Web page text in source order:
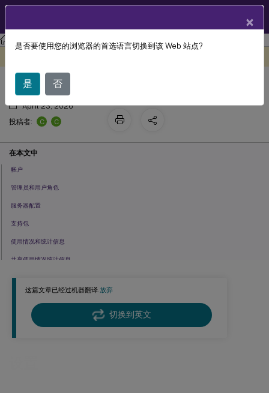
许可 许可 11.17.2 版本 40000
这篇文章已经过机器翻译.放弃
切换到英文
设置
April 23, 2026
投稿者:
C C
在本文中
帐户
管理员和用户角色
服务器配置
支持包
使用情况和统计信息
共享使用情况统计信息
上传信息
历史使用情况
×
是否要使用您的浏览器的首选语言切换到该 Web 站点?
是 否